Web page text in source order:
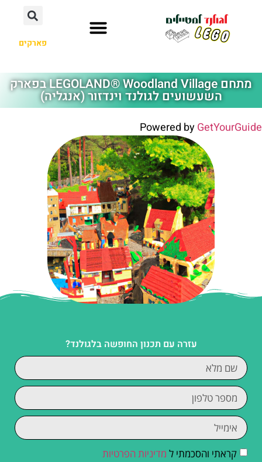
פארקים
מתחם LEGOLAND® Woodland Village בפארק
השעשועים לגולנד וינדזור (אנגליה)
Powered byGetYourGuide
עזרה עם תכנון החופשה בלגולנד?
קראתי והסכמתי ל מדיניות הפרטיות